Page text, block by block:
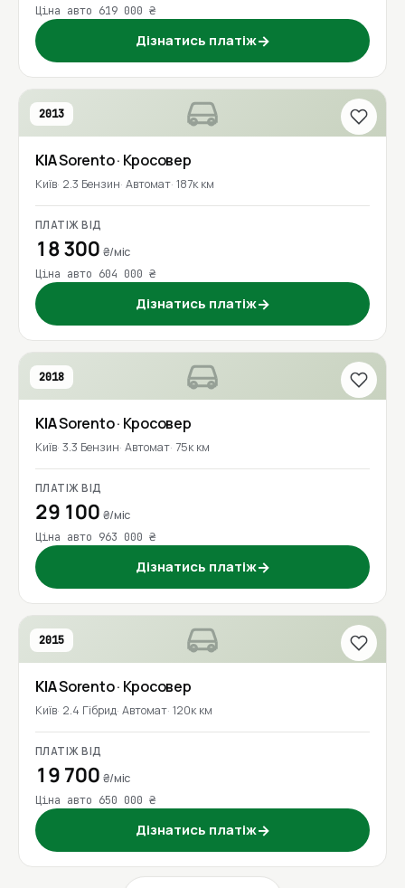
Ціна авто 619 000 ₴
Дізнатись платіж→
2013
KIASorento· Кросовер
Київ 2.3 Бензин Автомат 187к км
ПЛАТІЖ ВІД
18 300 ₴/міс
Ціна авто 604 000 ₴
Дізнатись платіж→
2018
KIASorento· Кросовер
Київ 3.3 Бензин Автомат 75к км
ПЛАТІЖ ВІД
29 100 ₴/міс
Ціна авто 963 000 ₴
Дізнатись платіж→
2015
KIASorento· Кросовер
Київ 2.4 Гібрид Автомат 120к км
ПЛАТІЖ ВІД
19 700 ₴/міс
Ціна авто 650 000 ₴
Дізнатись платіж→